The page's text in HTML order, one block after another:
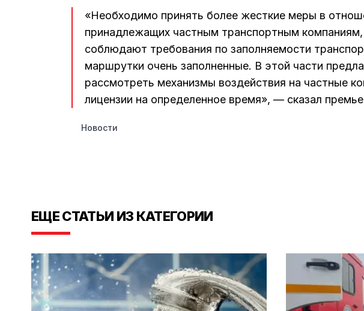
«Необходимо принять более жесткие меры в
принадлежащих частным транспортным
соблюдают требования по заполняемости
маршрутки очень заполненные. В этой части
рассмотреть механизмы воздействия на частные
лицензии на определенное время», — сказал
Новости
ЕЩЕ СТАТЬИ ИЗ КАТЕГОРИИ